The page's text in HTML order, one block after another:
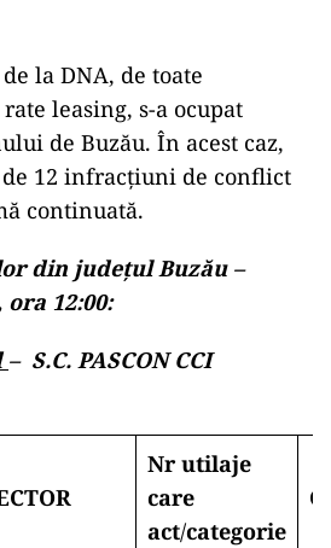
la DNA, de toate
leasing, s-a ocupat
de Buzău. În acest caz,
12 infracțiuni de conflict
continuată.
din județul Buzău –
ora 12:00:
– S.C. PASCON CCI
Nr utilaje
care
act/categorie